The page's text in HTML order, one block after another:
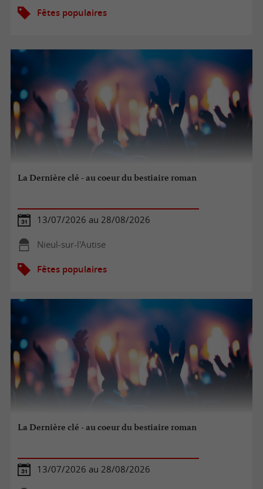
Fêtes populaires
La Dernière clé - au coeur du bestiaire roman
13/07/2026 au 28/08/2026
Nieul-sur-l'Autise
Fêtes populaires
La Dernière clé - au coeur du bestiaire roman
13/07/2026 au 28/08/2026